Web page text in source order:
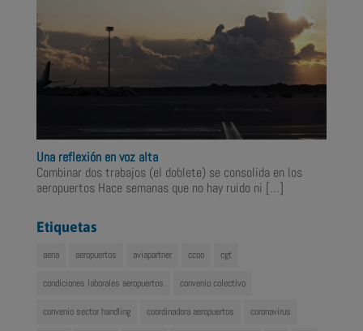
Una reflexión en voz alta
Combinar dos trabajos (el doblete) se consolida en los
aeropuertos Hace semanas que no hay ruido ni […]
Etiquetas
aena aeropuertos aviapartner ccoo cgt
condiciones laborales aeropuertos convenio colectivo
convenio sector handling coordinadora aeropuertos coronavirus